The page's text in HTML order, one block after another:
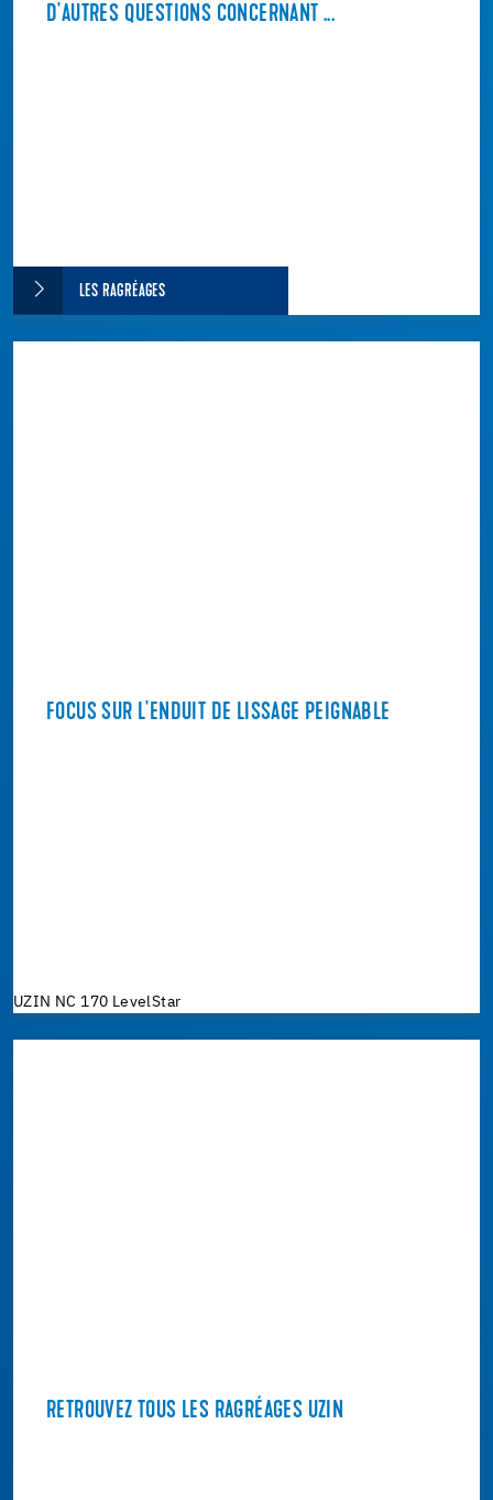
D'AUTRES QUESTIONS CONCERNANT ...
LES RAGRÉAGES
FOCUS SUR L'ENDUIT DE LISSAGE PEIGNABLE
UZIN NC 170 LevelStar
RETROUVEZ TOUS LES RAGRÉAGES UZIN